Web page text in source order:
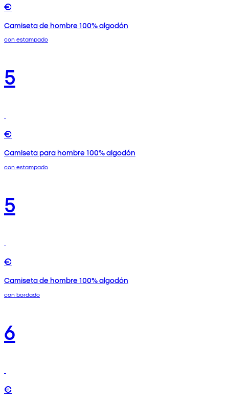
€
Camiseta de hombre 100% algodón
con estampado
5
€
Camiseta para hombre 100% algodón
con estampado
5
€
Camiseta de hombre 100% algodón
con bordado
6
€